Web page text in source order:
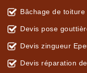
Bâchage de toiture
Devis pose
Devis zingueur
Devis réparation